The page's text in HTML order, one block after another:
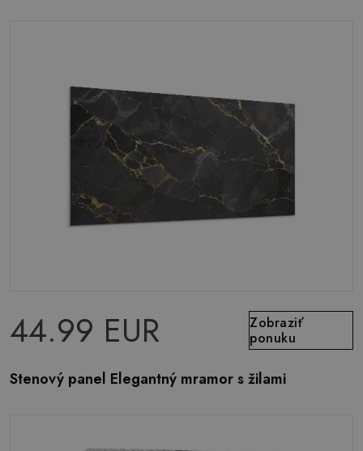
44.99 EUR
Zobraziť
ponuku
Stenový panel Elegantný mramor s žilami